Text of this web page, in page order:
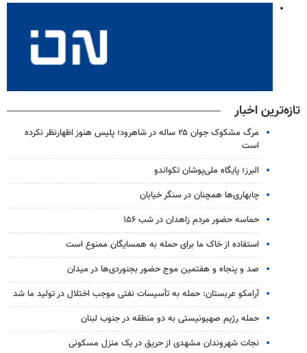
تازه‌ترین اخبار
مرگ مشکوک جوان ۲۵ ساله در شاهرود؛ پلیس هنوز اظهارنظر نکرده
است
البرز؛ پایگاه ملی‌پوشان تکواندو
چابهاری‌ها همچنان در سنگر خیابان
حماسه حضور مردم زاهدان در شب ۱۵۶
استفاده از خاک ما برای حمله به همسایگان ممنوع است
صد و پنجاه و هفتمین موج حضور بجنوردی‌ها در میدان
آرامکو عربستان: حمله به تأسیسات نفتی موجب اختلال در تولید ما شد
حمله رژیم صهیونیستی به دو منطقه در جنوب لبنان
نجات شهروندان مشهدی از حریق در یک منزل مسکونی